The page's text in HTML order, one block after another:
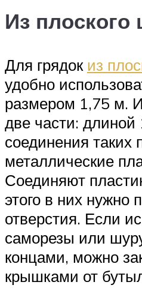
Из
Для грядок из
удобно
размером 1,75 м.
две части:
соединения таких
металлические
Соединяют
этого в них нужно
отверстия. Если
саморезы или
концами, можно
крышками от